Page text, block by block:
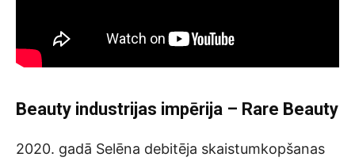
Beauty industrijas impērija – Rare Beauty
2020. gadā Selēna debitēja skaistumkopšanas